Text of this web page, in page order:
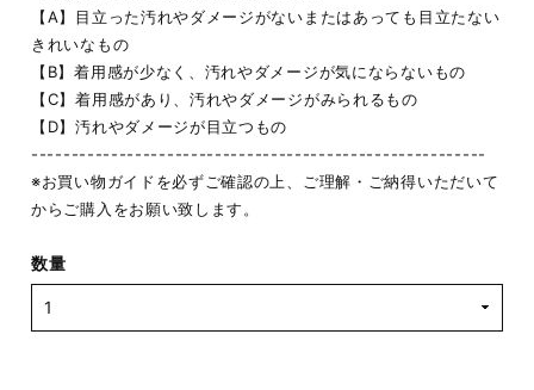
【A】目立った汚れやダメージがないまたはあっても目立たない
きれいなもの
【B】着用感が少なく、汚れやダメージが気にならないもの
【C】着用感があり、汚れやダメージがみられるもの
【D】汚れやダメージが目立つもの
---------------------------------------------------------
※お買い物ガイドを必ずご確認の上、ご理解・ご納得いただいて
からご購入をお願い致します。
数量